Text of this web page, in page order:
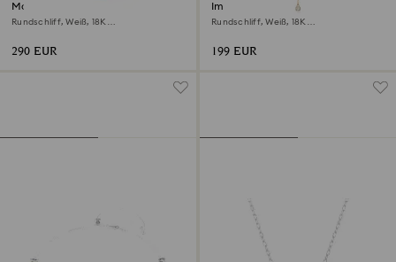
Matrix Tennis Halskette
Rundschliff, Weiß, 18K
290 EUR
Imber Y-Halskette
Rundschliff, Weiß, 18K
199 EUR